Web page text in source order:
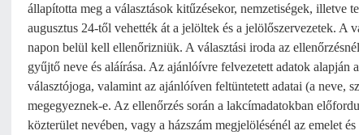
állapította meg a választások kitűzésekor, nemzetiségek, illetve
augusztus 24-től vehették át a jelöltek és a jelölőszervezetek. A
napon belül kell ellenőrizniük. A választási iroda az
gyűjtő neve és aláírása. Az ajánlóívre felvezetett adatok
választójoga, valamint az ajánlóíven feltüntetett adatai (a neve,
megegyeznek-e. Az ellenőrzés során a lakcímadatokban
közterület nevében, vagy a házszám megjelölésénél az emelet